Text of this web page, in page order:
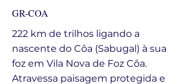
GR-COA
222 km de trilhos ligando a
nascente do Côa (Sabugal) à sua
foz em Vila Nova de Foz Côa.
Atravessa paisagem protegida e